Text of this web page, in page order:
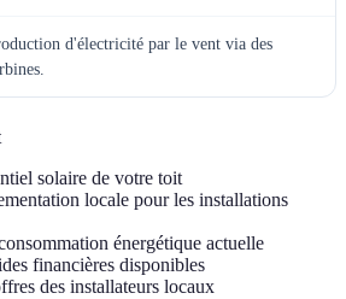
d'électricité par le vent via des
solaire de votre toit
locale pour les installations
énergétique actuelle
financières disponibles
des installateurs locaux